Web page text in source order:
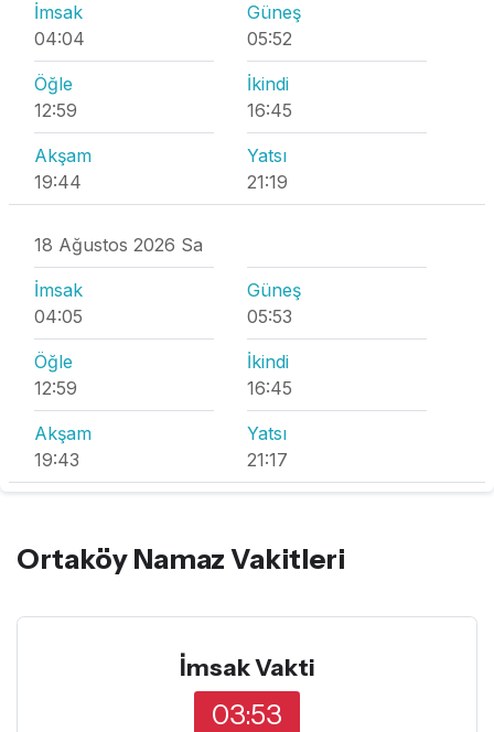
İmsak
04:04
Güneş
05:52
Öğle
12:59
İkindi
16:45
Akşam
19:44
Yatsı
21:19
18 Ağustos 2026 Sa
İmsak
04:05
Güneş
05:53
Öğle
12:59
İkindi
16:45
Akşam
19:43
Yatsı
21:17
Ortaköy Namaz Vakitleri
İmsak Vakti
03:53